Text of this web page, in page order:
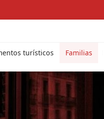
turísticos Familias